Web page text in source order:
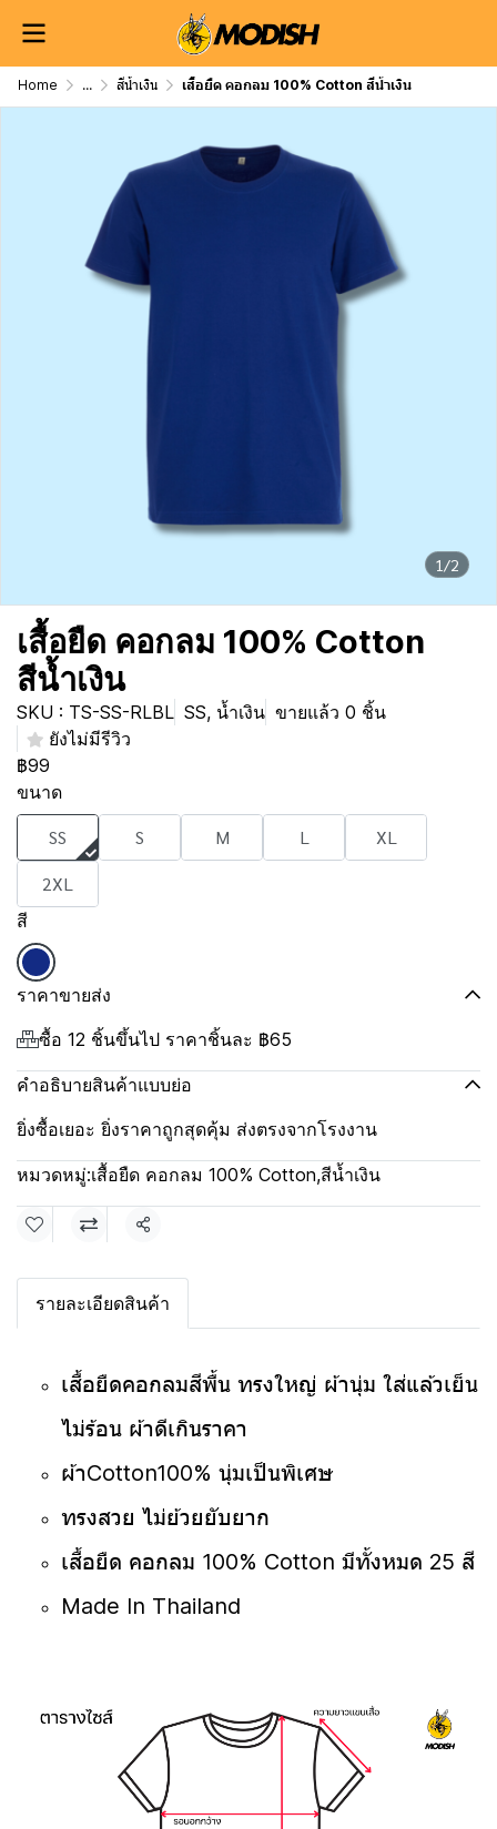
Home ... สีน้ำเงิน เสื้อยืด คอกลม 100% Cotton สีน้ำเงิน
1/2
เสื้อยืด คอกลม 100% Cotton
สีน้ำเงิน
SKU : TS-SS-RLBL SS, น้ำเงิน ขายแล้ว 0 ชิ้น
ยังไม่มีรีวิว
฿99
ขนาด
SS S M L
XL
2XL
สี
ราคาขายส่ง
ซื้อ 12 ชิ้นขึ้นไป ราคาชิ้นละ ฿65
คำอธิบายสินค้าแบบย่อ
ยิ่งซื้อเยอะ ยิ่งราคาถูกสุดคุ้ม ส่งตรงจากโรงงาน
หมวดหมู่:เสื้อยืด คอกลม 100% Cotton,สีน้ำเงิน
แชร์
รายละเอียดสินค้า
เสื้อยืดคอกลมสีพื้น ทรงใหญ่ ผ้านุ่ม ใส่แล้วเย็น
ไม่ร้อน ผ้าดีเกินราคา
ผ้าCotton100% นุ่มเป็นพิเศษ
ทรงสวย ไม่ย้วยยับยาก
เสื้อยืด คอกลม 100% Cotton มีทั้งหมด 25 สี
Made In Thailand